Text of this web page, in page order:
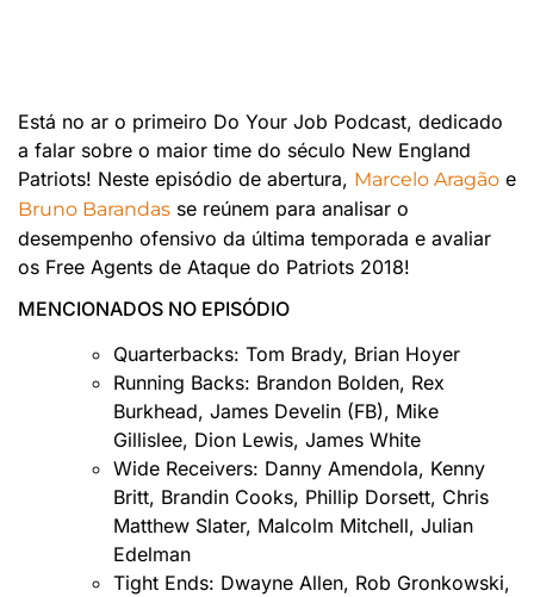
Está no ar o primeiro Do Your Job Podcast, dedicado
a falar sobre o maior time do século New England
Patriots! Neste episódio de abertura, Marcelo Aragão e
Bruno Barandas se reúnem para analisar o
desempenho ofensivo da última temporada e avaliar
os Free Agents de Ataque do Patriots 2018!
MENCIONADOS NO EPISÓDIO
Quarterbacks: Tom Brady, Brian Hoyer
Running Backs: Brandon Bolden, Rex
Burkhead, James Develin (FB), Mike
Gillislee, Dion Lewis, James White
Wide Receivers: Danny Amendola, Kenny
Britt, Brandin Cooks, Phillip Dorsett, Chris
Matthew Slater, Malcolm Mitchell, Julian
Edelman
Tight Ends: Dwayne Allen, Rob Gronkowski,